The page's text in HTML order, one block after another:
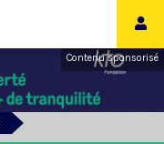
Contenu sponsorisé